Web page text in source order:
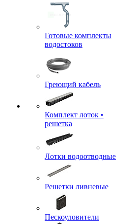
Готовые комплекты
водостоков
Греющий кабель
Комплект лоток •
решетка
Лотки водоотводные
Решетки ливневые
Пескоуловители